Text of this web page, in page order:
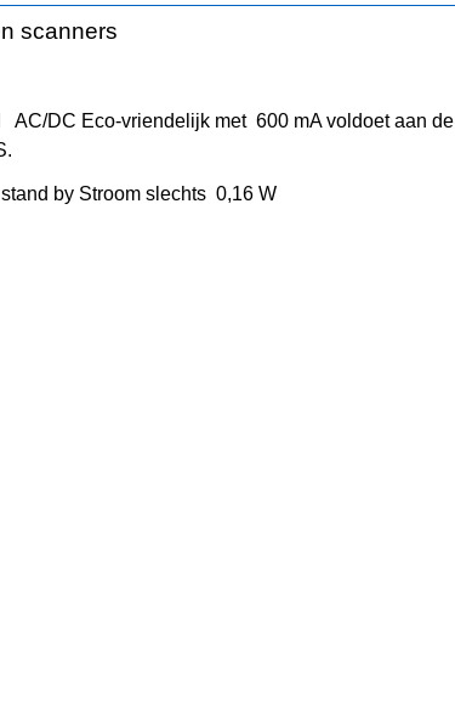
scanners
DC Eco-vriendelijk met 600 mA voldoet aan de
by Stroom slechts 0,16 W